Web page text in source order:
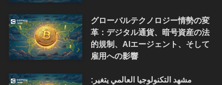
グローバルテクノロジー情勢の変
革：デジタル通貨、暗号資産の法
的規制、AIエージェント、そして
雇用への影響
مشهد التكنولوجيا العالمي يتغير: